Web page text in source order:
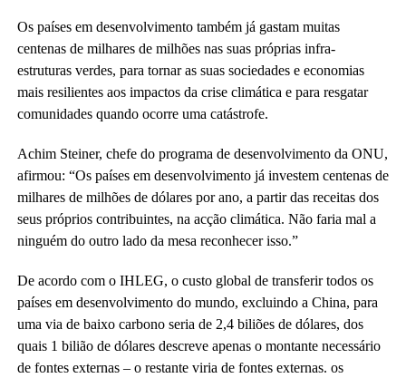
Os países em desenvolvimento também já gastam muitas
centenas de milhares de milhões nas suas próprias infra-
estruturas verdes, para tornar as suas sociedades e economias
mais resilientes aos impactos da crise climática e para resgatar
comunidades quando ocorre uma catástrofe.
Achim Steiner, chefe do programa de desenvolvimento da ONU,
afirmou: “Os países em desenvolvimento já investem centenas de
milhares de milhões de dólares por ano, a partir das receitas dos
seus próprios contribuintes, na acção climática. Não faria mal a
ninguém do outro lado da mesa reconhecer isso.”
De acordo com o IHLEG, o custo global de transferir todos os
países em desenvolvimento do mundo, excluindo a China, para
uma via de baixo carbono seria de 2,4 biliões de dólares, dos
quais 1 bilião de dólares descreve apenas o montante necessário
de fontes externas – o restante viria de fontes externas. os